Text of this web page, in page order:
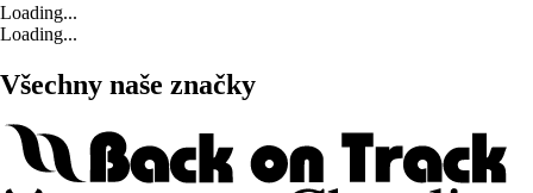
Loading...
Loading...
Všechny naše značky